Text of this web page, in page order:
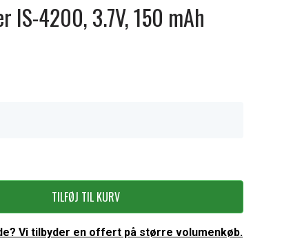
IS-4200, 3.7V, 150 mAh
TILFØJ TIL KURV
Vi tilbyder en offert på større volumenkøb.